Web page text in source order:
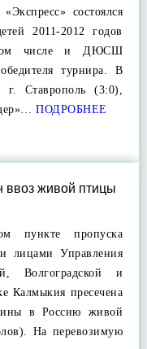
состоялся
2011-2012 годов
числе и ДЮСШ
турнира. В
Ставрополь (3:0),
ПОДРОБНЕЕ
ввоз живой птицы
пункте пропуска
лицами Управления
Волгоградской и
Калмыкия пресечена
в Россию живой
На перевозимую